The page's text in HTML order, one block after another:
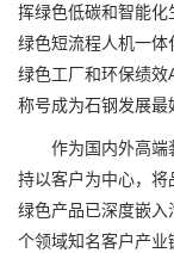
挥绿色低碳和智能
绿色短流程人机一体
绿色工厂和环保绩效
称号成为石钢发展最
作为国内外高端装
持以客户为中心，
绿色产品已深度嵌
个领域知名客户产